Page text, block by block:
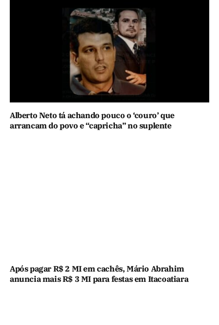
Alberto Neto tá achando pouco o ‘couro’ que
arrancam do povo e “capricha” no suplente
Após pagar R$ 2 MI em cachês, Mário Abrahim
anuncia mais R$ 3 MI para festas em Itacoatiara